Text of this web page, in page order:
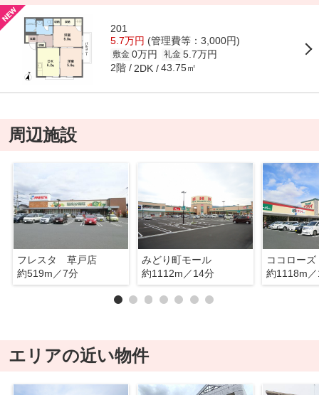
201
5.7万円 (管理費等：3,000円)
敷金 0万円 礼金 5.7万円
2階 2DK 43.75㎡
周辺施設
フレスタ 草戸店
約519m／7分
みどり町モール
約1112m／14分
ココローズ
約1118m
エリアの近い物件